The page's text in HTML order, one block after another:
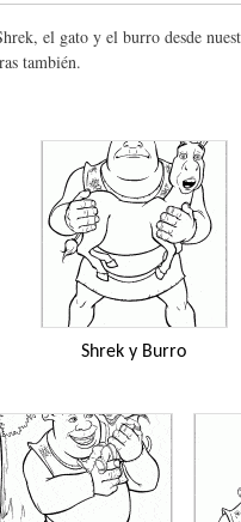
el gato y el burro desde
también.
Shrek y Burro